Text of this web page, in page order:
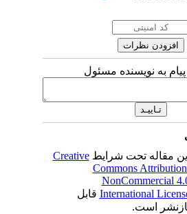
به نویسنده مسئول
مقاله تحت شرایطCreative
Commons
NonCommercial
Internationalقابل
است.